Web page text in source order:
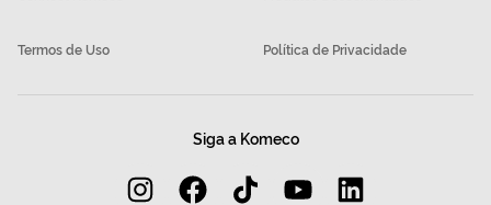
Termos de Uso Política de Privacidade
Siga a Komeco